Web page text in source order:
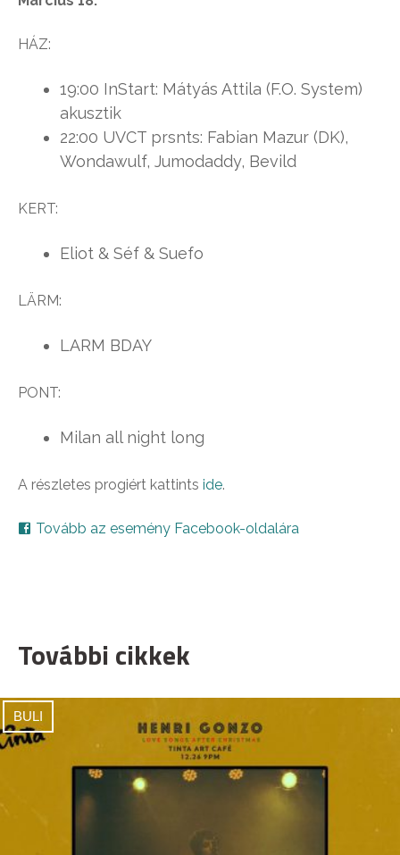
HÁZ:
19:00 InStart: Mátyás Attila (F.O. System)
akusztik
22:00 UVCT prsnts: Fabian Mazur (DK),
Wondawulf, Jumodaddy, Bevild
KERT:
Eliot & Séf & Suefo
LÄRM:
LARM BDAY
PONT:
Milan all night long
A részletes progiért kattints ide.
Tovább az esemény Facebook-oldalára
További cikkek
BULI